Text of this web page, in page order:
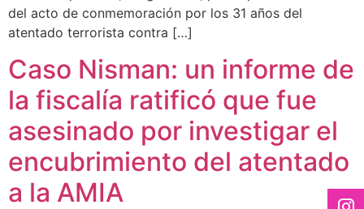
del acto de conmemoración por los 31 años del
atentado terrorista contra […]
Caso Nisman: un informe de
la fiscalía ratificó que fue
asesinado por investigar el
encubrimiento del atentado
a la AMIA